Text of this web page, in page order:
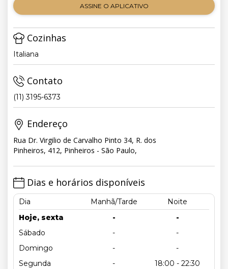
ASSINE O APLICATIVO
Cozinhas
Italiana
Contato
(11) 3195-6373
Endereço
Rua Dr. Virgilio de Carvalho Pinto 34, R. dos
Pinheiros, 412, Pinheiros - São Paulo,
Dias e horários disponíveis
Dia Manhã/Tarde
Noite
Hoje, sexta
-
-
Sábado
-
-
Domingo
-
-
Segunda
-
18:00 - 22:30